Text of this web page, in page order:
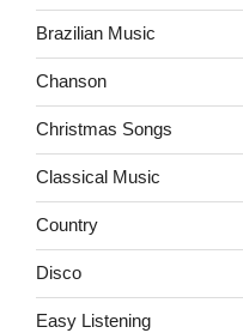
Brazilian Music
Chanson
Christmas Songs
Classical Music
Country
Disco
Easy Listening